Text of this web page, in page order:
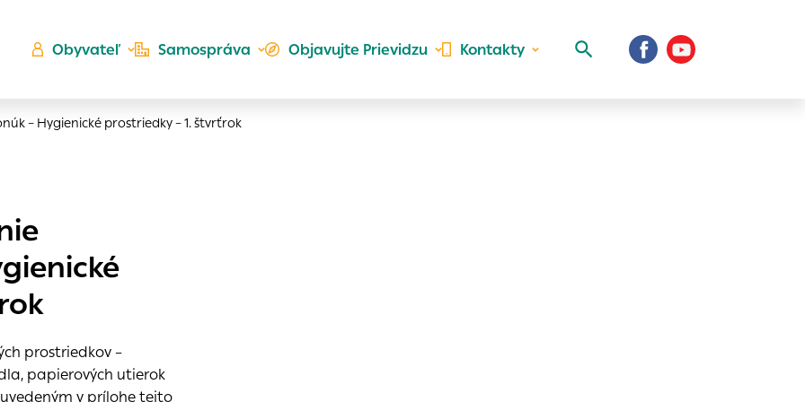
Obyvateľ Samospráva Objavujte Prievidzu Kontakty
– Hygienické prostriedky – 1. štvrťrok
prostriedkov –
papierových utierok
v prílohe tejto
napríklad k tomu, aby si webový prehliadač zapamätoval Vaše prihlásenie
voľba v tomto okne.